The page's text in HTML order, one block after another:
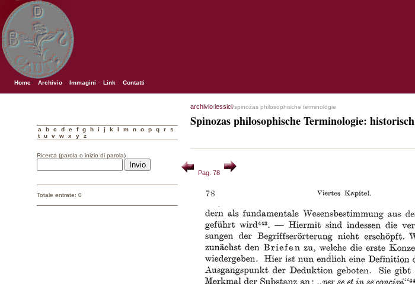
Home Archivio Immagini Link Contatti
a b c d e f g h i j k l m n o p q r
s
t
u v w x y z
Ricerca (parola o inizio di parola)
Totale entrate: 0
archivio/lessici/spinozas philosophische terminologie
Spinozas philosophische Terminologie:
Pag. 78